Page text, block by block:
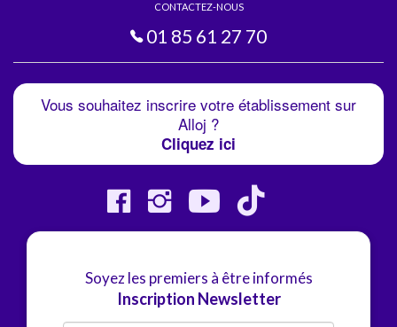
CONTACTEZ-NOUS
01 85 61 27 70
Vous souhaitez inscrire votre établissement sur
Alloj ?
Cliquez ici
Soyez les premiers à être informés
Inscription Newsletter